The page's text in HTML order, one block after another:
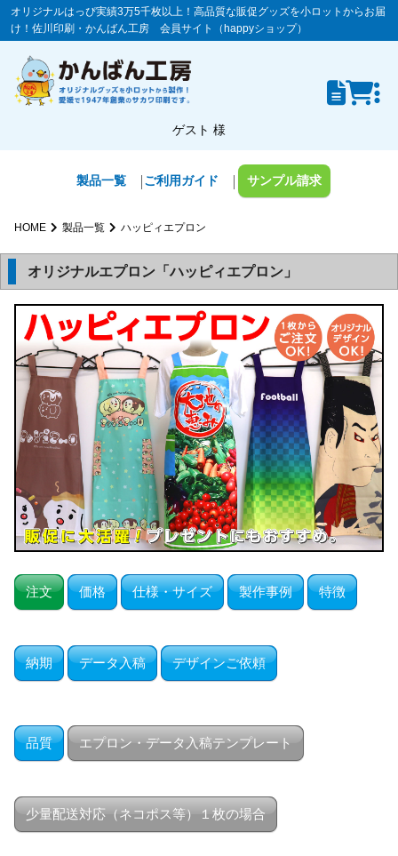
オリジナルはっぴ実績3万5千枚以上！高品質な販促グッズを小ロットからお届
け！佐川印刷・かんばん工房 会員サイト（happyショップ）
ゲスト 様
製品一覧 ご利用ガイド サンプル請求
HOME 製品一覧 ハッピィエプロン
オリジナルエプロン「ハッピィエプロン」
注文 価格 仕様・サイズ 製作事例 特徴
納期 データ入稿 デザインご依頼
品質 エプロン・データ入稿テンプレート
少量配送対応（ネコポス等）１枚の場合